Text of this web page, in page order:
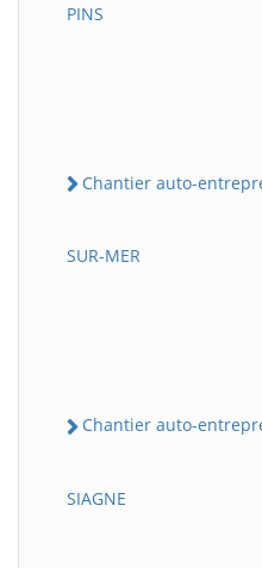
PINS
Chantier auto-
SUR-MER
Chantier auto-
SIAGNE